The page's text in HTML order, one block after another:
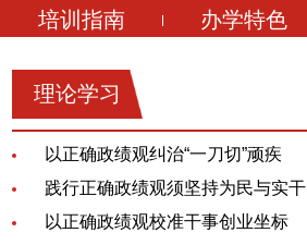
培训指南
办学特色
理论学习
以正确政绩观纠治“一刀切”顽疾
践行正确政绩观须坚持为民与实干
以正确政绩观校准干事创业坐标